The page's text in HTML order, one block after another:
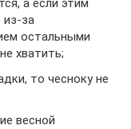
а если этим
из-за
остальными
хватить;
то чесноку не
весной